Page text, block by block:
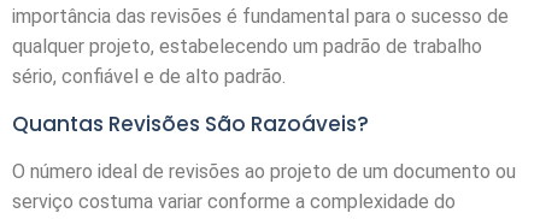
importância das revisões é fundamental para o sucesso de
qualquer projeto, estabelecendo um padrão de trabalho
sério, confiável e de alto padrão.
Quantas Revisões São Razoáveis?
O número ideal de revisões ao projeto de um documento ou
serviço costuma variar conforme a complexidade do